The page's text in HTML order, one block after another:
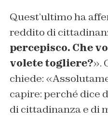
Quest’ultimo ha
reddito di
percepisco. Che
volete togliere?».
chiede:
capire: perché dice
di cittadinanza e di